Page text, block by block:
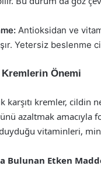
Antioksidan ve
Yetersiz beslenme
Kremlerin Önemi
karşıtı kremler,
azaltmak amacıyla
vitaminleri,
Bulunan Etken